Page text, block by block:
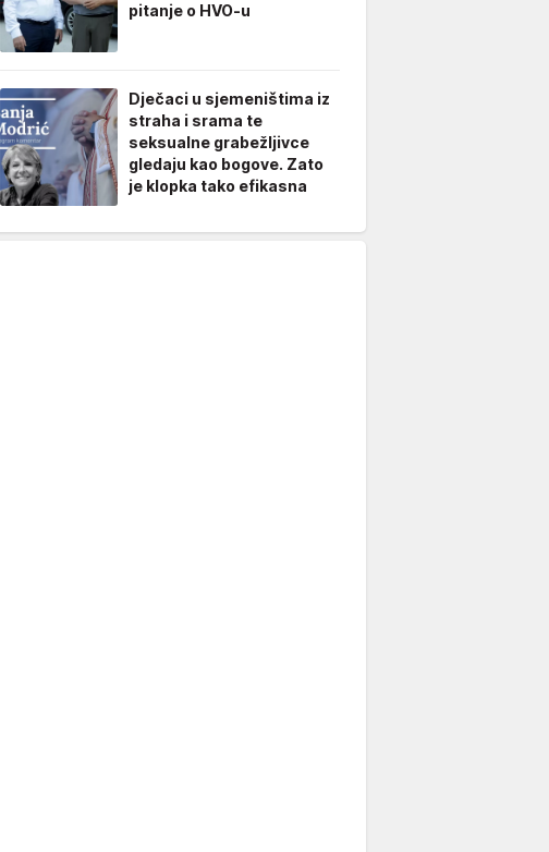
pitanje o HVO-u
Dječaci u sjemeništima iz
straha i srama te
seksualne grabežljivce
gledaju kao bogove. Zato
je klopka tako efikasna